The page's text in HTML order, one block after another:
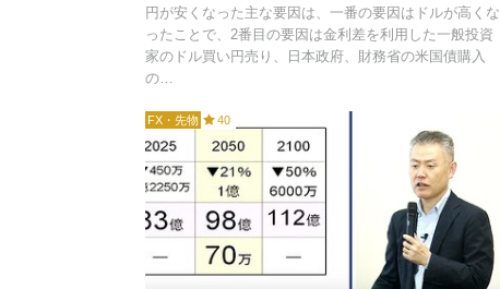
円が安くなった主な要因は、一番の要因はドルが高くな
ったことで、2番目の要因は金利差を利用した一般投資
家のドル買い円売り、日本政府、財務省の米国債購入
の…
FX・先物 40